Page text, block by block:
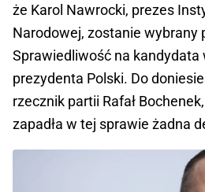
że Karol Nawrocki, prezes
Narodowej, zostanie wybrany
Sprawiedliwość na kandydata
prezydenta Polski. Do
rzecznik partii Rafał
zapadła w tej sprawie żadna